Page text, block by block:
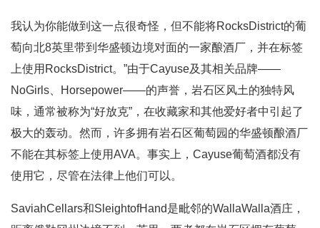
我认为你能做到这一点很奇怪，但不能将RocksDistrict的葡
萄向北8英里带到华盛顿边境对面的一家酿酒厂，并在标签
上使用RocksDistrict。”由于Cayuse及其相关品牌——
NoGirls、Horsepower——的声誉，岩石区风土的独特风
味，通常被称为“好放克”，在收藏家和其他爱好者中引起了
极大的轰动。然而，许多拥有岩石区葡萄园的华盛顿酿酒厂
不能在其标签上使用AVA。事实上，Cayuse葡萄酒都没有
使用它，尽管在法律上他们可以。
SaviahCellars和SleightofHand是毗邻的WallaWalla酒庄，